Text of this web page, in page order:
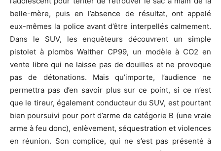
belle-mère, puis en l’absence de résultat, ont appelé
eux-mêmes la police avant d’être interpellés calmement.
Dans le SUV, les enquêteurs découvrent un simple
pistolet à plombs Walther CP99, un modèle à CO2 en
vente libre qui ne laisse pas de douilles et ne provoque
pas de détonations. Mais qu’importe, l’audience ne
permettra pas d’en savoir plus sur ce point, si ce n’est
que le tireur, également conducteur du SUV, est pourtant
bien poursuivi pour port d’arme de catégorie B (une vraie
arme à feu donc), enlèvement, séquestration et violences
en réunion. Son complice, qui ne s’est pas présenté à